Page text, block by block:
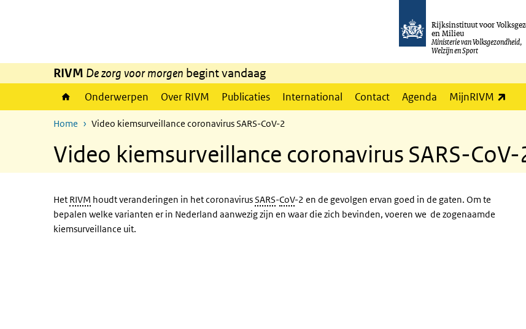
Rijksinstituut voor
en Milieu
Ministerie van Volksgezondheid,
Welzijn en Sport
RIVM De zorg voor morgen begint vandaag
Onderwerpen Over RIVM Publicaties International Contact Agenda MijnRIVM
Home Video kiemsurveillance coronavirus SARS-CoV-2
Video kiemsurveillance coronavirus SARS-CoV-
Het RIVM houdt veranderingen in het coronavirusSARS-CoV-2 en de gevolgen ervan goed in de gaten. Om te
bepalen welke varianten er in Nederland aanwezig zijn en waar die zich bevinden, voeren we de zogenaamde
kiemsurveillance uit.